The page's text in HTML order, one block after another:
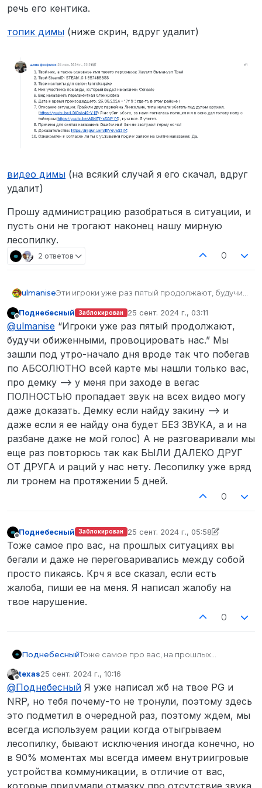
речь его кентика.
топик димы (ниже скрин, вдруг удалит)
видео димы (на всякий случай я его скачал, вдруг
удалит)
Прошу администрацию разобраться в ситуации, и
пусть они не трогают наконец нашу мирную
лесопилку.
2 ответов 0
ulmaniseЭти игроки уже раз пятый продолжают, будучи
ситуации я отсутствовал, однако имею пару
наблюдений и просьб, с которыми я поделюсь,
создавая пищу для размышлений
ответственному по разбору этой жалобы.
Я сделал небольшое “расследование” и
выяснил, что его товарищ дима феофилов -
ранее использовал дискорд в игре на сервере.
Вместе с тем, что они волшебным образом
молчат в игре, не используют ни голосовой, ни
просто чат, а также выключают звук на записях
я полагаю, что они играют через дискорд. И
прошу администратора запросить полную, не
обрезанную видео-запись со звуком, также для
понимания всей ситуации.
На аккаунте димы лежит заявка на разбан, на
видео к которой, я обнаружил звуки Push-To-
Talk и речь его кентика.
топик димы(ниже скрин, вдруг удалит)
видео димы(на всякий случай я его скачал,
вдруг удалит)
и пусть они не трогают наконец нашу мирную
Не в сети
Поднебесный Заблокирован 25 сент. 2024 г., 03:11
отредактировано
@ulmanise “Игроки уже раз пятый продолжают,
будучи обиженными, провоцировать нас.” Мы
зашли под утро-начало дня вроде так что побегав
по АБСОЛЮТНО всей карте мы нашли только вас,
про демку --> у меня при заходе в вегас
ПОЛНОСТЬЮ пропадает звук на всех видео могу
даже доказать. Демку если найду закину --> и
даже если я ее найду она будет БЕЗ ЗВУКА, а и на
разбане даже не мой голос) А не разговаривали мы
еще раз повторюсь так как БЫЛИ ДАЛЕКО ДРУГ
ОТ ДРУГА и раций у нас нету. Лесопилку уже вряд
ли тронем на протяжении 5 дней.
0
Не в сети
Поднебесный Заблокирован 25 сент. 2024 г., 05:58
отредактировано Поднебесный
Тоже самое про вас, на прошлых ситуациях вы
бегали и даже не переговаривались между собой
просто пикаясь. Крч я все сказал, если есть
жалоба, пиши ее на меня. Я написал жалобу на
твое нарушение.
0
ПоднебесныйТоже самое про вас, на прошлых
переговаривались между собой просто
пикаясь. Крч я все сказал, если есть
жалоба, пиши ее на меня. Я написал
жалобу на твое нарушение.
Не в сети
texas25 сент. 2024 г., 10:16
отредактировано
@Поднебесный Я уже написал жб на твое PG и
NRP, но тебя почему-то не тронули, поэтому здесь
это подметил в очередной раз, поэтому ждем, мы
всегда используем рации когда отыгрываем
лесопилку, бывают исключения иногда конечно, но
в 90% моментах мы всегда имеем внутриигровые
устройства коммуникации, в отличие от вас,